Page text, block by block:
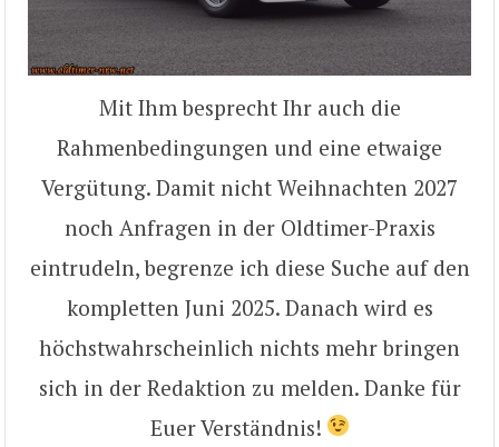
Mit Ihm besprecht Ihr auch die
Rahmenbedingungen und eine etwaige
Vergütung. Damit nicht Weihnachten 2027
noch Anfragen in der Oldtimer-Praxis
eintrudeln, begrenze ich diese Suche auf den
kompletten Juni 2025. Danach wird es
höchstwahrscheinlich nichts mehr bringen
sich in der Redaktion zu melden. Danke für
Euer Verständnis!